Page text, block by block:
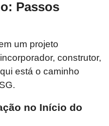
Passos
um projeto
construtor,
está o caminho
no Início do